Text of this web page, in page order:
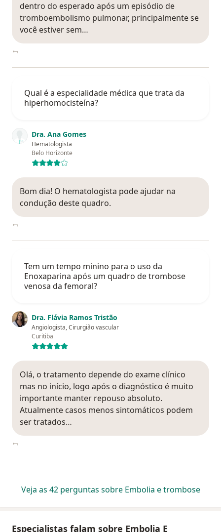
dentro do esperado após um episódio de
tromboembolismo pulmonar, principalmente se
você estiver sem…
Qual é a especialidade médica que trata da
hiperhomocisteína?
Dra. Ana Gomes
Hematologista
Belo Horizonte
Bom dia! O hematologista pode ajudar na
condução deste quadro.
Tem um tempo minino para o uso da
Enoxaparina após um quadro de trombose
venosa da femoral?
Dra. Flávia Ramos Tristão
Angiologista, Cirurgião vascular
Curitiba
Olá, o tratamento depende do exame clínico
mas no início, logo após o diagnóstico é muito
importante manter repouso absoluto.
Atualmente casos menos sintomáticos podem
ser tratados…
Veja as 42 perguntas sobre Embolia e trombose
Especialistas falam sobre Embolia E